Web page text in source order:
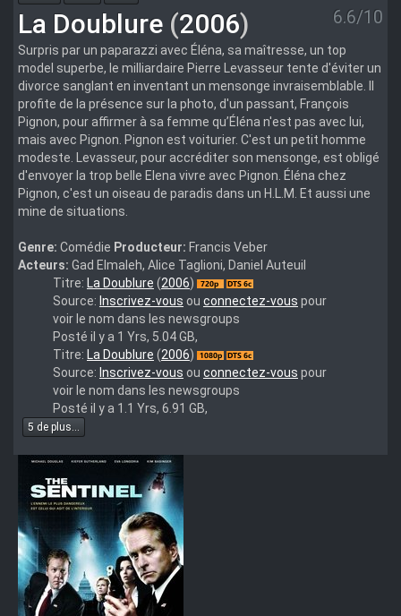
La Doublure (2006) 6.6/10
Surpris par un paparazzi avec Éléna, sa maîtresse, un top
model superbe, le milliardaire Pierre Levasseur tente d'éviter un
divorce sanglant en inventant un mensonge invraisemblable. Il
profite de la présence sur la photo, d'un passant, François
Pignon, pour affirmer à sa femme qu’Éléna n'est pas avec lui,
mais avec Pignon. Pignon est voiturier. C'est un petit homme
modeste. Levasseur, pour accréditer son mensonge, est obligé
d'envoyer la trop belle Elena vivre avec Pignon. Éléna chez
Pignon, c'est un oiseau de paradis dans un H.L.M. Et aussi une
mine de situations.
Genre: Comédie Producteur: Francis Veber
Acteurs: Gad Elmaleh, Alice Taglioni, Daniel Auteuil
The.Valet.2006.720p.BluRay.x264
Titre: La Doublure (2006)
Source: Inscrivez-vous ou connectez-vous pour
voir le nom dans les newsgroups
Posté il y a 1 Yrs, 5.04 GB,
The.Valet.2006.1080p.BluRay.x264-
LCHD
Titre: La Doublure (2006)
Source: Inscrivez-vous ou connectez-vous pour
voir le nom dans les newsgroups
Posté il y a 1.1 Yrs, 6.91 GB,
5 de plus...